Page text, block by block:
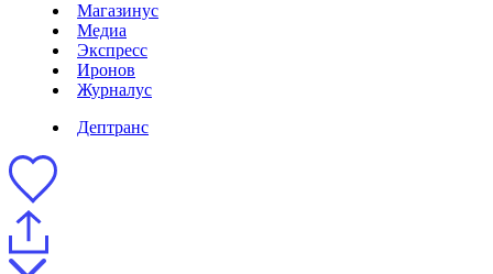
Магазинус
Медиа
Экспресс
Иронов
Журналус
Дептранс